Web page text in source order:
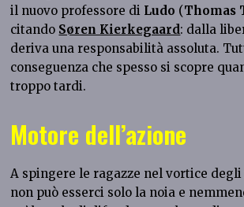
il nuovo professore di Ludo (Thomas
citando Søren Kierkegaard: dalla
deriva una responsabilità assoluta.
conseguenza che spesso si scopre
troppo tardi.
Motore dell’azione
A spingere le ragazze nel vortice
non può esserci solo la noia e